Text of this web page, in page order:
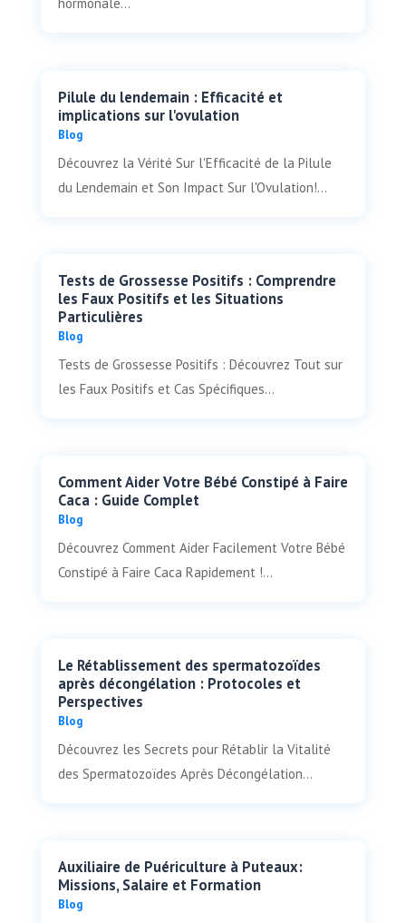
hormonale...
Pilule du lendemain : Efficacité et
implications sur l'ovulation
Blog
Découvrez la Vérité Sur l'Efficacité de la Pilule
du Lendemain et Son Impact Sur l'Ovulation!...
Tests de Grossesse Positifs : Comprendre
les Faux Positifs et les Situations
Particulières
Blog
Tests de Grossesse Positifs : Découvrez Tout sur
les Faux Positifs et Cas Spécifiques...
Comment Aider Votre Bébé Constipé à Faire
Caca : Guide Complet
Blog
Découvrez Comment Aider Facilement Votre Bébé
Constipé à Faire Caca Rapidement !...
Le Rétablissement des spermatozoïdes
après décongélation : Protocoles et
Perspectives
Blog
Découvrez les Secrets pour Rétablir la Vitalité
des Spermatozoïdes Après Décongélation...
Auxiliaire de Puériculture à Puteaux:
Missions, Salaire et Formation
Blog